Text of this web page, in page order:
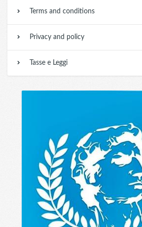
Terms and conditions
Privacy and policy
Tasse e Leggi